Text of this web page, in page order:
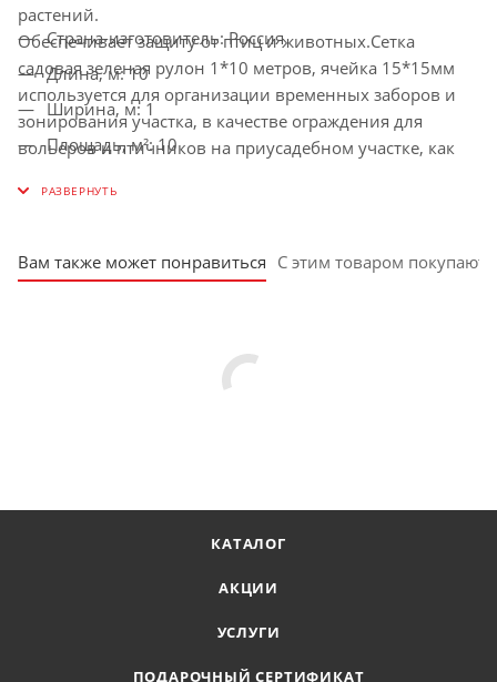
растений.
Обеспечивает защиту от птиц и животных.Сетка
садовая зеленая рулон 1*10 метров, ячейка 15*15мм
используется для организации временных заборов и
зонирования участка, в качестве ограждения для
вольеров и птичников на приусадебном участке, как
гороха, огурцов и винограда. Заборная сетка
и не выгорает, может применяться при температуре от
-60 до +50 градусов. Шпалерная сетка имеет малый вес,
полиэтилена, обладает высокой устойчивостью к влаге,
прямым солнечным лучами и осадкам. Плотность
Страна-изготовитель: Россия
Длина, м: 10
Ширина, м: 1
Площадь, м²: 10
Материал сетки: Пластик
Вам также может понравиться С этим товаром покупают
КАТАЛОГ
АКЦИИ
УСЛУГИ
ПОДАРОЧНЫЙ СЕРТИФИКАТ